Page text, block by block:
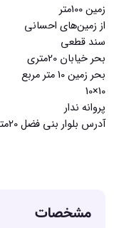
زمین 100متر
از زمین‌های احسانی
سند قطعی
بحر خیابان 20متری
بحر زمین 10 متر مربع
10×10
پروانه ندار
آدرس بلوار بنی فضل 20متری شهیدان اقامحمدی
مشخصات